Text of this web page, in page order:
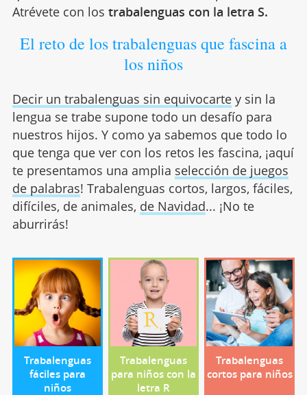
Atrévete con los trabalenguas con la letra S.
El reto de los trabalenguas que fascina a
los niños
Decir un trabalenguas sin equivocartey sin la
lengua se trabe supone todo un desafío para
nuestros hijos. Y como ya sabemos que todo lo
que tenga que ver con los retos les fascina, ¡aquí
te presentamos una amplia selección de juegos
de palabras! Trabalenguas cortos, largos, fáciles,
difíciles, de animales, de Navidad... ¡No te
aburrirás!
Trabalenguas
fáciles para
niños
Trabalenguas
para niños con la
letra R
Trabalenguas
cortos para niños